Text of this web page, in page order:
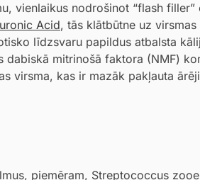
vienlaikus nodrošinot “flash filler”
Acid, tās klātbūtne uz
līdzsvaru papildus atbalsta
mitrinošā faktora (NMF)
virsma, kas ir mazāk pakļauta
piemēram, Streptococcus